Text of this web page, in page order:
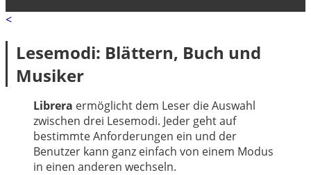
Español
<
Lesemodi: Blättern, Buch und
Musiker
Librera ermöglicht dem Leser die Auswahl
zwischen drei Lesemodi. Jeder geht auf
bestimmte Anforderungen ein und der
Benutzer kann ganz einfach von einem Modus
in einen anderen wechseln.